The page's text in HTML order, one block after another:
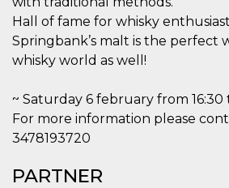
Hall of fame for whisky
Springbank’s malt is the perfect
whisky world as well!
~ Saturday 6 february from 16:30
For more information please
3478193720
PARTNER
CookieScriptConsent